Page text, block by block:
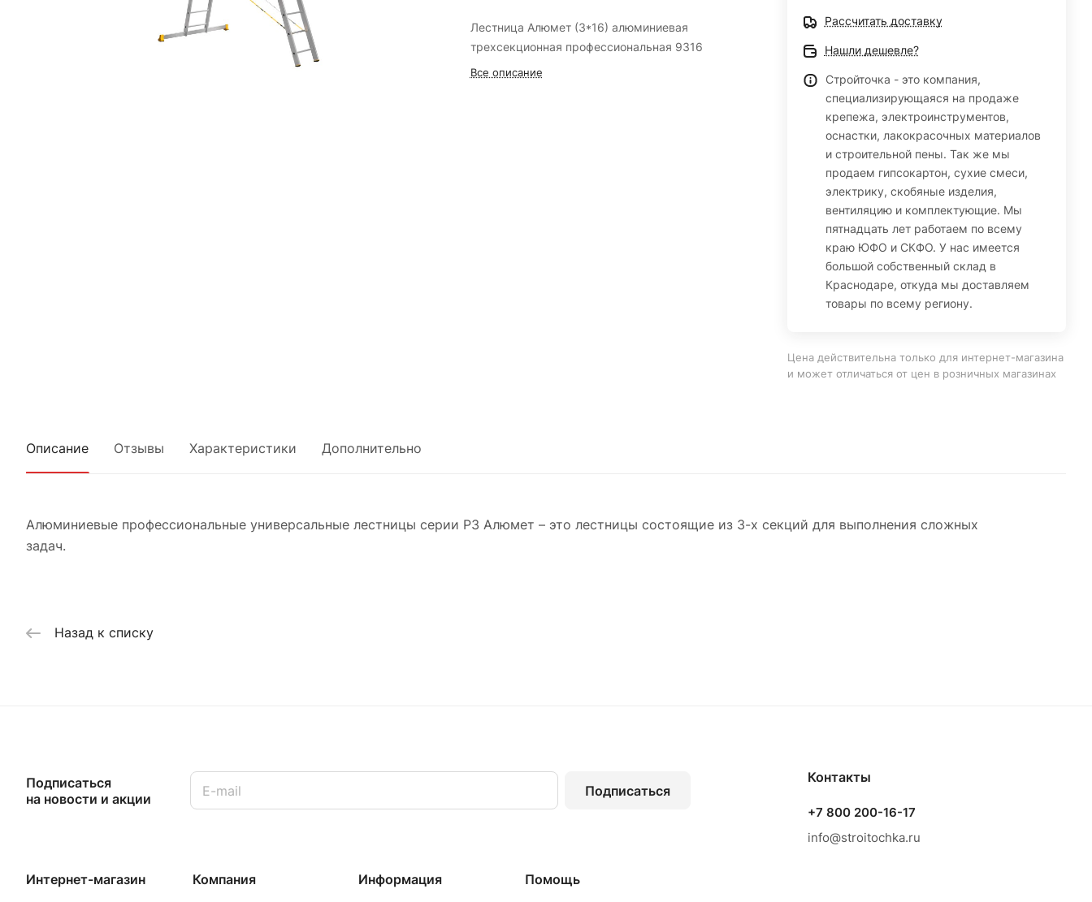
Лестница Алюмет (3*16) алюминиевая
трехсекционная профессиональная 9316
Все описание
Рассчитать доставку
Нашли дешевле?
Стройточка - это компания,
специализирующаяся на продаже
крепежа, электроинструментов,
оснастки, лакокрасочных материалов
и строительной пены. Так же мы
продаем гипсокартон, сухие смеси,
электрику, скобяные изделия,
вентиляцию и комплектующие. Мы
пятнадцать лет работаем по всему
краю ЮФО и СКФО. У нас имеется
большой собственный склад в
Краснодаре, откуда мы доставляем
товары по всему региону.
Цена действительна только для интернет-магазина
и может отличаться от цен в розничных магазинах
Описание Отзывы Характеристики Дополнительно
Алюминиевые профессиональные универсальные лестницы серии P3 Алюмет – это лестницы состоящие из 3-х секций для выполнения сложных
задач.
Назад к списку
Подписаться
на новости и акции
Подписаться
Интернет-магазин Компания Информация Помощь
Контакты
+7 800 200-16-17
info@stroitochka.ru